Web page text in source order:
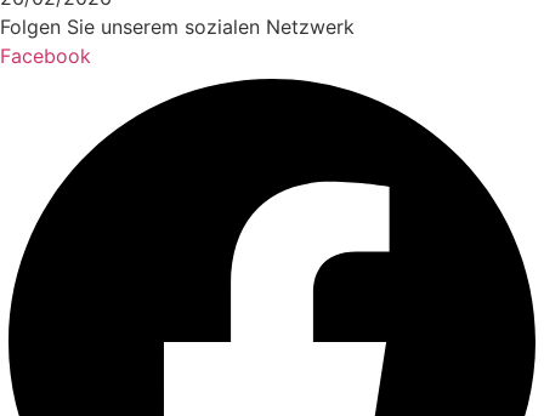
Folgen Sie unserem sozialen Netzwerk
Facebook